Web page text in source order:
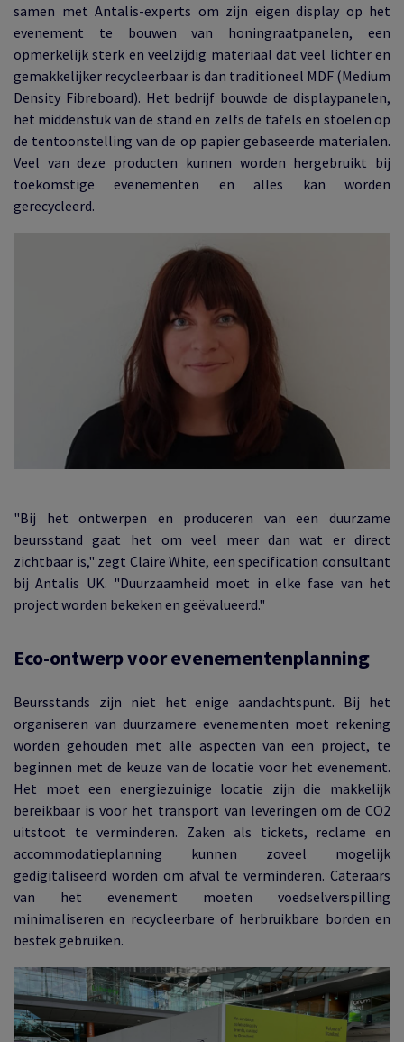
samen met Antalis-experts om zijn eigen display op het
evenement te bouwen van honingraatpanelen, een
opmerkelijk sterk en veelzijdig materiaal dat veel lichter en
gemakkelijker recycleerbaar is dan traditioneel MDF (Medium
Density Fibreboard). Het bedrijf bouwde de displaypanelen,
het middenstuk van de stand en zelfs de tafels en stoelen op
de tentoonstelling van de op papier gebaseerde materialen.
Veel van deze producten kunnen worden hergebruikt bij
toekomstige evenementen en alles kan worden
gerecycleerd.
"Bij het ontwerpen en produceren van een duurzame
beursstand gaat het om veel meer dan wat er direct
zichtbaar is," zegt Claire White, een specification consultant
bij Antalis UK. "Duurzaamheid moet in elke fase van het
project worden bekeken en geëvalueerd."
Eco-ontwerp voor evenementenplanning
Beursstands zijn niet het enige aandachtspunt. Bij het
organiseren van duurzamere evenementen moet rekening
worden gehouden met alle aspecten van een project, te
beginnen met de keuze van de locatie voor het evenement.
Het moet een energiezuinige locatie zijn die makkelijk
bereikbaar is voor het transport van leveringen om de CO2
uitstoot te verminderen. Zaken als tickets, reclame en
accommodatieplanning kunnen zoveel mogelijk
gedigitaliseerd worden om afval te verminderen. Cateraars
van het evenement moeten voedselverspilling
minimaliseren en recycleerbare of herbruikbare borden en
bestek gebruiken.